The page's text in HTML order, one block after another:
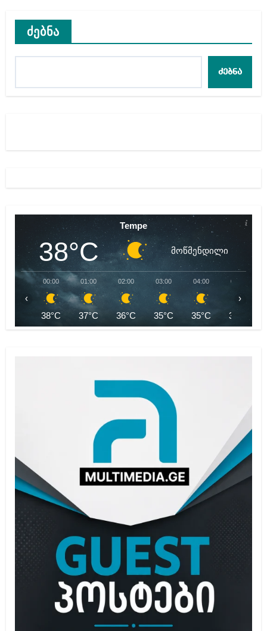
ძებნა
ძებნა
Tempe
38°C მოწმენდილი
00:00
38°C
01:00
37°C
02:00
36°C
03:00
35°C
04:00
35°C
05:00
34°C
‹ ›